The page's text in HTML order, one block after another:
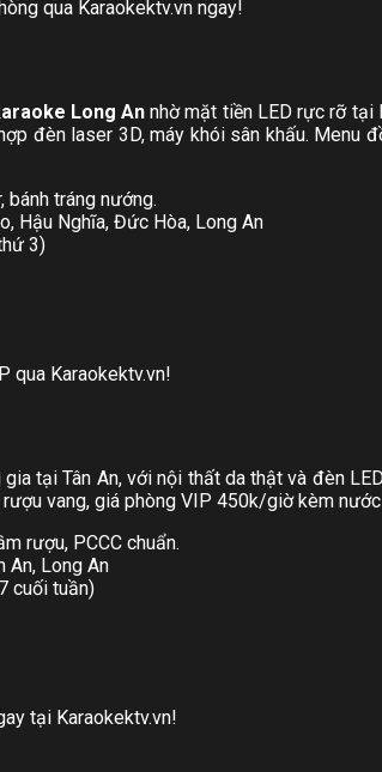
qua Karaokektv.vn ngay!
Long An nhờ mặt tiền LED rực rỡ tại
đèn laser 3D, máy khói sân khấu.
tráng nướng.
Hậu Nghĩa, Đức Hòa, Long An
3)
qua Karaokektv.vn!
gia tại Tân An, với nội thất da thật và đèn
vang, giá phòng VIP 450k/giờ kèm
rượu, PCCC chuẩn.
An, Long An
cuối tuần)
tại Karaokektv.vn!